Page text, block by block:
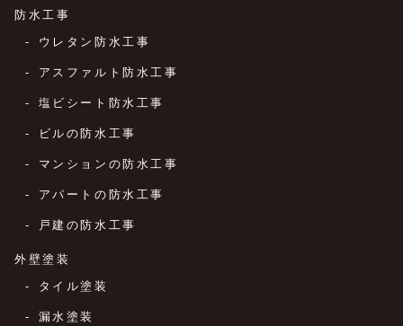
防水工事
ウレタン防水工事
アスファルト防水工事
塩ビシート防水工事
ビルの防水工事
マンションの防水工事
アパートの防水工事
戸建の防水工事
外壁塗装
タイル塗装
漏水塗装